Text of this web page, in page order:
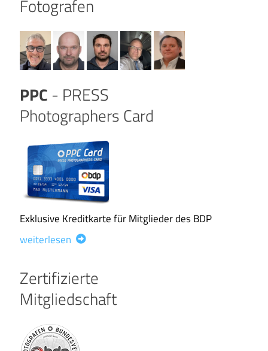
Fotografen
PPC - PRESS
Photographers Card
Exklusive Kreditkarte für Mitglieder des BDP
weiterlesen
Zertifizierte
Mitgliedschaft